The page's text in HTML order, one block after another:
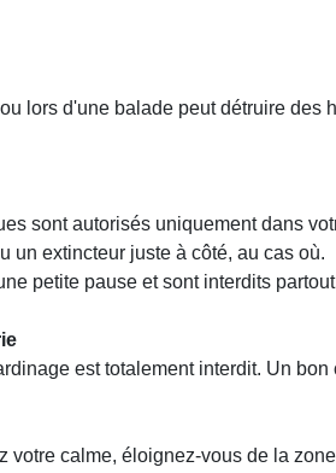
lors d'une balade peut détruire des
sont autorisés uniquement dans
un extincteur juste à côté, au cas où.
petite pause et sont interdits
est totalement interdit. Un
votre calme, éloignez-vous de la